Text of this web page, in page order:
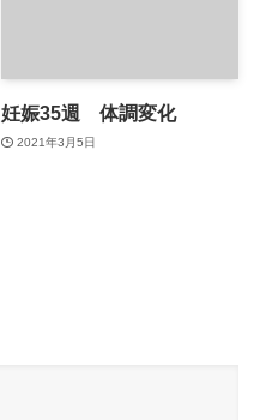
妊娠35週 体調変化
2021年3月5日